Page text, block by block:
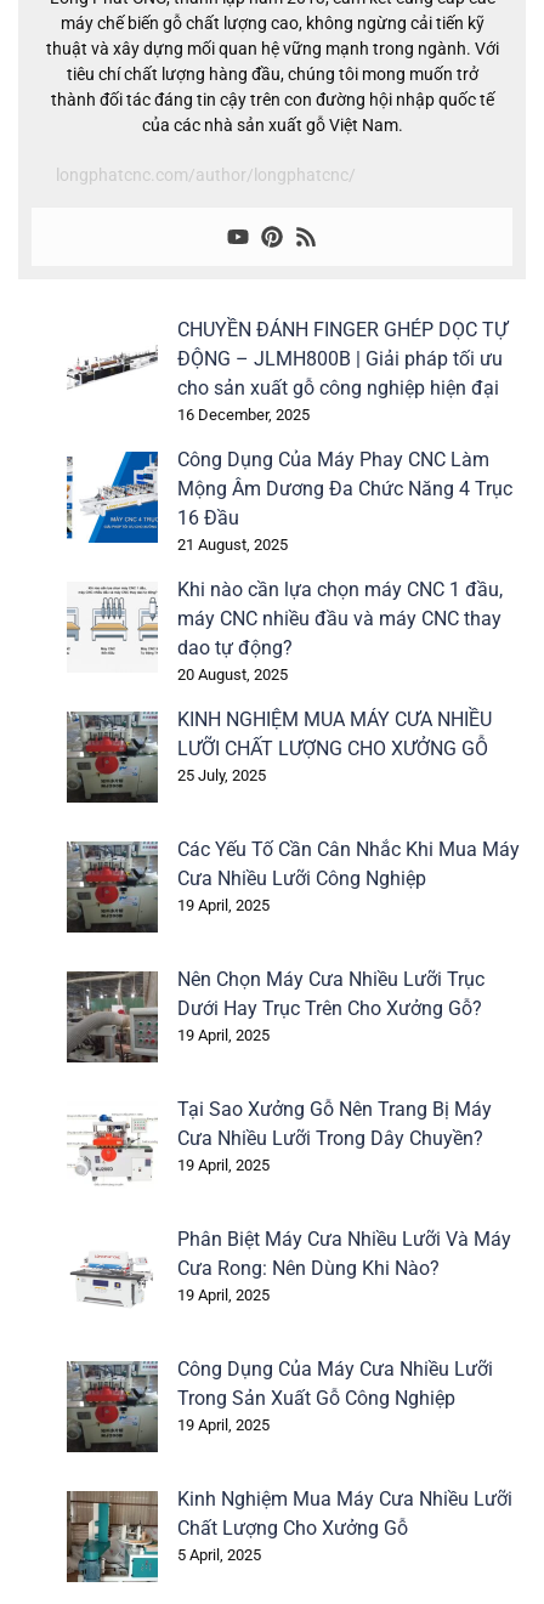
máy chế biến gỗ chất lượng cao, không ngừng cải tiến kỹ
thuật và xây dựng mối quan hệ vững mạnh trong ngành. Với
tiêu chí chất lượng hàng đầu, chúng tôi mong muốn trở
thành đối tác đáng tin cậy trên con đường hội nhập quốc tế
của các nhà sản xuất gỗ Việt Nam.
longphatcnc.com/author/longphatcnc/
CHUYỀN ĐÁNH FINGER GHÉP DỌC TỰ
ĐỘNG – JLMH800B | Giải pháp tối ưu
cho sản xuất gỗ công nghiệp hiện đại
16 December, 2025
Công Dụng Của Máy Phay CNC Làm
Mộng Âm Dương Đa Chức Năng 4 Trục
16 Đầu
21 August, 2025
Khi nào cần lựa chọn máy CNC 1 đầu,
máy CNC nhiều đầu và máy CNC thay
dao tự động?
20 August, 2025
KINH NGHIỆM MUA MÁY CƯA NHIỀU
LƯỠI CHẤT LƯỢNG CHO XƯỞNG GỖ
25 July, 2025
Các Yếu Tố Cần Cân Nhắc Khi Mua Máy
Cưa Nhiều Lưỡi Công Nghiệp
19 April, 2025
Nên Chọn Máy Cưa Nhiều Lưỡi Trục
Dưới Hay Trục Trên Cho Xưởng Gỗ?
19 April, 2025
Tại Sao Xưởng Gỗ Nên Trang Bị Máy
Cưa Nhiều Lưỡi Trong Dây Chuyền?
19 April, 2025
Phân Biệt Máy Cưa Nhiều Lưỡi Và Máy
Cưa Rong: Nên Dùng Khi Nào?
19 April, 2025
Công Dụng Của Máy Cưa Nhiều Lưỡi
Trong Sản Xuất Gỗ Công Nghiệp
19 April, 2025
Kinh Nghiệm Mua Máy Cưa Nhiều Lưỡi
Chất Lượng Cho Xưởng Gỗ
5 April, 2025